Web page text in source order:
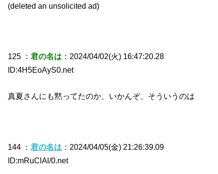
(deleted an unsolicited ad)
125 ：君の名は ：2024/04/02(火) 16:47:20.28
ID:4H5EoAyS0.net
真夏さんにも黙ってたのか、いかんぞ、そういうのは
144 ：君の名は ：2024/04/05(金) 21:26:39.09
ID:mRuClAl/0.net